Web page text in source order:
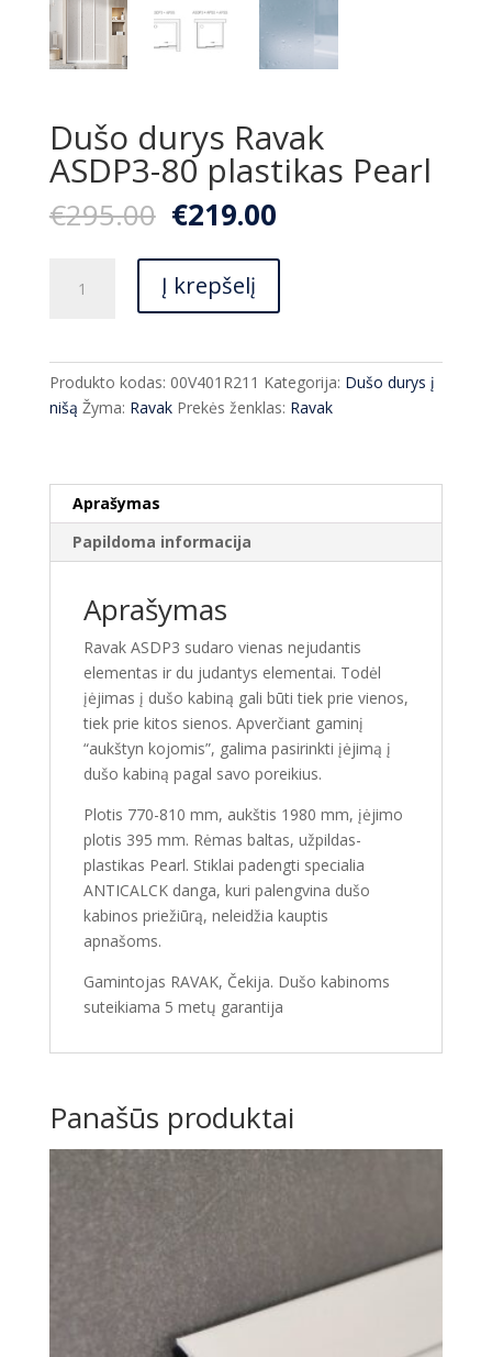
Dušo durys Ravak
ASDP3-80 plastikas Pearl
€295.00 Original
price
was:
€295.00.
€219.00Current
is:
kiekis:
Ravak
ASDP3-
80
Į krepšelį
Produkto kodas: 00V401R211 Kategorija: Dušo durys į
nišą Žyma: Ravak Prekės ženklas: Ravak
Aprašymas
Papildoma informacija
Aprašymas
Ravak ASDP3 sudaro vienas nejudantis
elementas ir du judantys elementai. Todėl
įėjimas į dušo kabiną gali būti tiek prie vienos,
tiek prie kitos sienos. Apverčiant gaminį
“aukštyn kojomis”, galima pasirinkti įėjimą į
dušo kabiną pagal savo poreikius.
Plotis 770-810 mm, aukštis 1980 mm, įėjimo
plotis 395 mm. Rėmas baltas, užpildas-
plastikas Pearl. Stiklai padengti specialia
ANTICALCK danga, kuri palengvina dušo
kabinos priežiūrą, neleidžia kauptis
apnašoms.
Gamintojas RAVAK, Čekija. Dušo kabinoms
suteikiama 5 metų garantija
Panašūs produktai